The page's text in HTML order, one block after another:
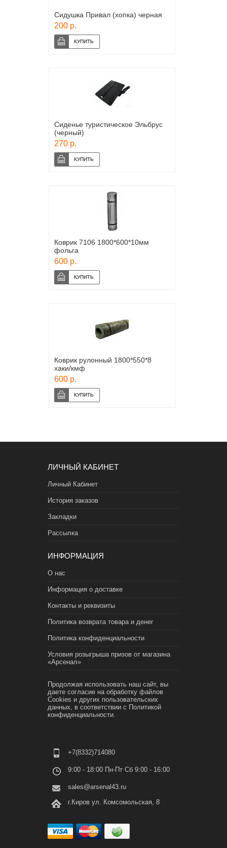
Сидушка Привал (хопка) черная
200 р.
Сиденье туристическое Эльбрус
(черный)
270 р.
Коврик 7106 1800*600*10мм
фольга
600 р.
Коврик рулонный 1800*550*8
хаки/кмф
600 р.
ЛИЧНЫЙ КАБИНЕТ
Личный Кабинет
История заказов
Закладки
Рассылка
ИНФОРМАЦИЯ
О нас
Информация о доставке
Контакты и реквизиты
Политика возврата товара и денег
Политика конфиденциальности
Условия розыгрыша призов от магазина
«Арсенал»
Продолжая использовать наш сайт, вы
даете согласие на обработку файлов
Cookies и других пользовательских
данных, в соответствии с Политикой
конфиденциальности.
+7(8332)714080
9:00 - 18:00 Пн-Пт Сб 9:00 - 16:00
sales@arsenal43.ru
г.Киров ул. Комсомольская, 8